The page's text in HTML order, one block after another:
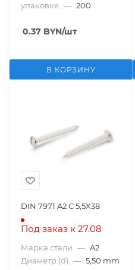
упаковке — 200
0.37 BYN/шт
В КОРЗИНУ
DIN 7971 A2 C 5,5X38
Под заказ к 27.08
Марка стали — A2
Диаметр (d) — 5,50 mm